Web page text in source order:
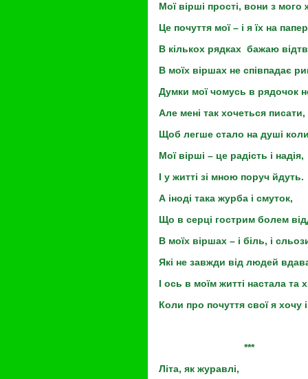
Мої вірші прості, вони з мого
Це почуття мої – і я їх на
В кількох рядках бажаю
В моїх віршах не співпадає
Думки мої чомусь в рядочок
Але мені так хочеться писати,
Щоб легше стало на душі
Мої вірші – це радість і надія,
І у житті зі мною поруч йдуть.
А іноді така журба і смуток,
Що в серці гострим болем
В моїх віршах – і біль, і
Які не завжди від людей
І ось в моїм житті настала та
Коли про почуття свої я хочу
***
Літа, як журавлі,